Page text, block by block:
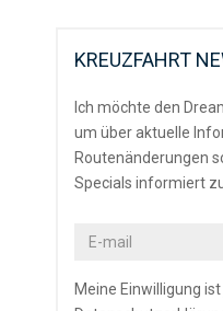
KREUZFAHRT
Ich möchte den
um über aktuelle
Routenänderungen
Specials informiert
Meine Einwilligung